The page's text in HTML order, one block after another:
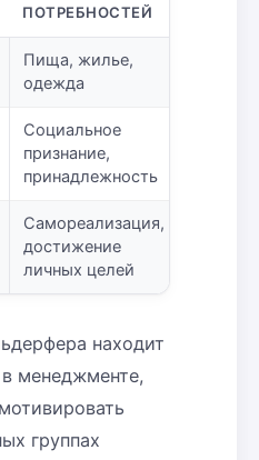
ПОТРЕБНОСТЕЙ
Пища, жилье,
одежда
Социальное
признание,
принадлежность
Самореализация,
достижение
личных целей
находит
менеджменте,
группах